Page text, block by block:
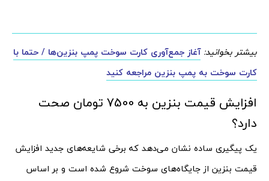
بیشتر بخوانید:آغاز جمع‌آوری کارت سوخت پمپ بنزین‌ها / حتما با
کارت سوخت به پمپ بنزین مراجعه کنید
افزایش قیمت بنزین به 7500 تومان صحت
دارد؟
یک پیگیری ساده نشان می‌دهد که برخی شایعه‌های جدید افزایش
قیمت بنزین از جایگاه‌های سوخت شروع شده است و بر اساس